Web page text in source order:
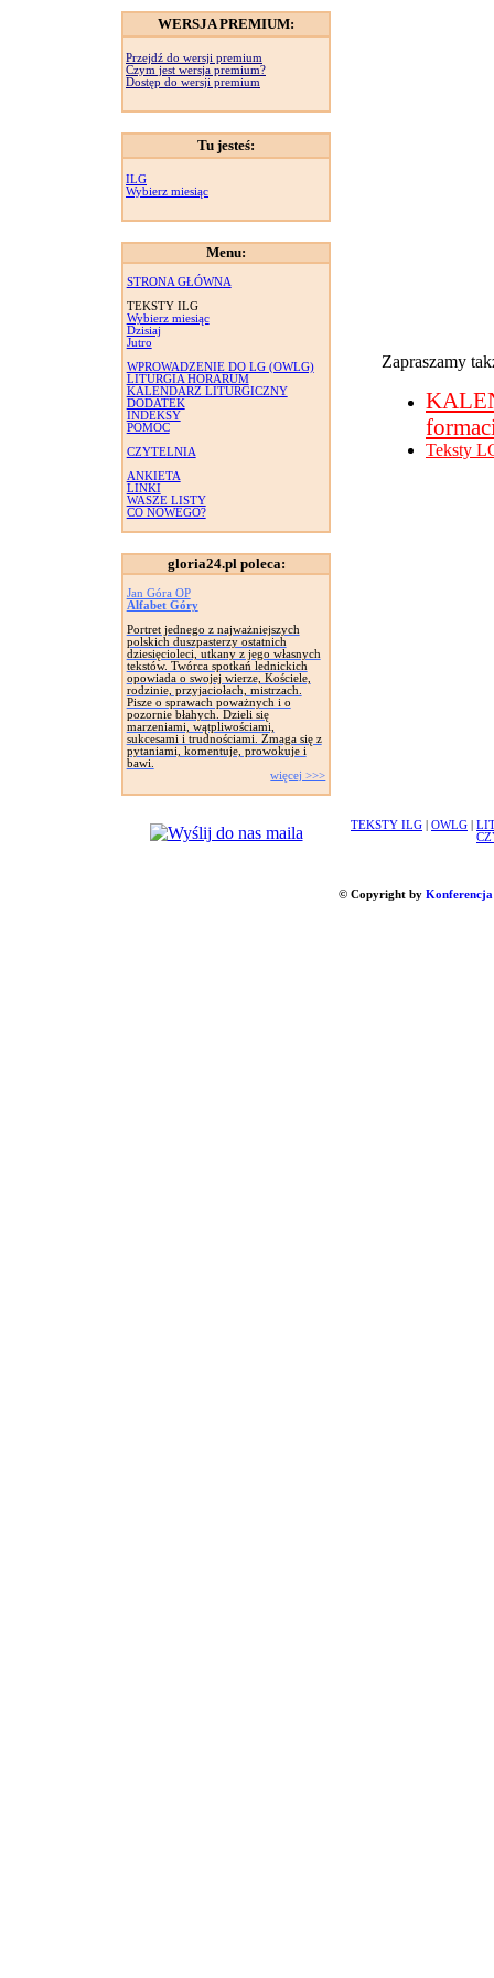
WERSJA PREMIUM:
Przejdź do wersji premium
Czym jest wersja premium?
Dostęp do wersji premium
Tu jesteś:
ILG
Wybierz miesiąc
Menu:
STRONA GŁÓWNA
TEKSTY ILG
Wybierz miesiąc
Dzisiaj
Jutro
WPROWADZENIE DO LG (OWLG)
LITURGIA HORARUM
KALENDARZ LITURGICZNY
DODATEK
INDEKSY
POMOC
CZYTELNIA
ANKIETA
LINKI
WASZE LISTY
CO NOWEGO?
gloria24.pl poleca:
Jan Góra OP
Alfabet Góry
Portret jednego z najważniejszych
polskich duszpasterzy ostatnich
dziesięcioleci, utkany z jego własnych
tekstów. Twórca spotkań lednickich
opowiada o swojej wierze, Kościele,
rodzinie, przyjaciołach, mistrzach.
Pisze o sprawach poważnych i o
pozornie błahych. Dzieli się
marzeniami, wątpliwościami,
sukcesami i trudnościami. Zmaga się z
pytaniami, komentuje, prowokuje i
bawi.
więcej >>>
Zapraszamy
Teksty
TEKSTY ILG OWLG
© Copyright by Konferencja